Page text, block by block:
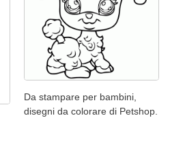
Da stampare per bambini,
disegni da colorare di Petshop.